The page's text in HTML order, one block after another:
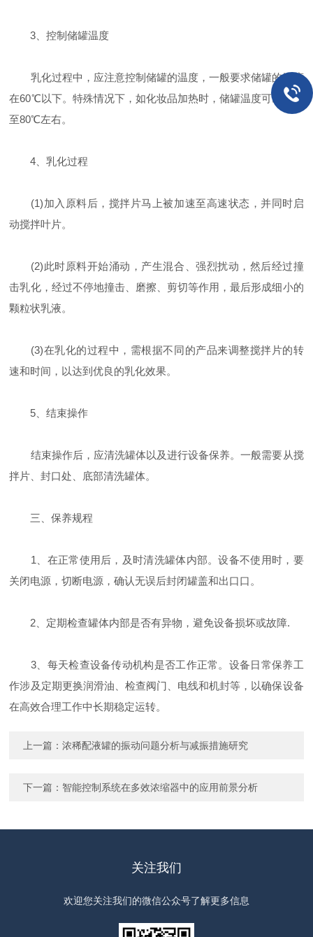
3、控制储罐温度
乳化过程中，应注意控制储罐的温度，一般要求储罐的温度
在60℃以下。特殊情况下，如化妆品加热时，储罐温度可以加热
至80℃左右。
4、乳化过程
(1)加入原料后，搅拌片马上被加速至高速状态，并同时启
动搅拌叶片。
(2)此时原料开始涌动，产生混合、强烈扰动，然后经过撞
击乳化，经过不停地撞击、磨擦、剪切等作用，最后形成细小的
颗粒状乳液。
(3)在乳化的过程中，需根据不同的产品来调整搅拌片的转
速和时间，以达到优良的乳化效果。
5、结束操作
结束操作后，应清洗罐体以及进行设备保养。一般需要从搅
拌片、封口处、底部清洗罐体。
三、保养规程
1、在正常使用后，及时清洗罐体内部。设备不使用时，要
关闭电源，切断电源，确认无误后封闭罐盖和出口口。
2、定期检查罐体内部是否有异物，避免设备损坏或故障.
3、每天检查设备传动机构是否工作正常。设备日常保养工
作涉及定期更换润滑油、检查阀门、电线和机封等，以确保设备
在高效合理工作中长期稳定运转。
上一篇：浓稀配液罐的振动问题分析与减振措施研究
下一篇： 智能控制系统在多效浓缩器中的应用前景分析
关注我们
欢迎您关注我们的微信公众号了解更多信息